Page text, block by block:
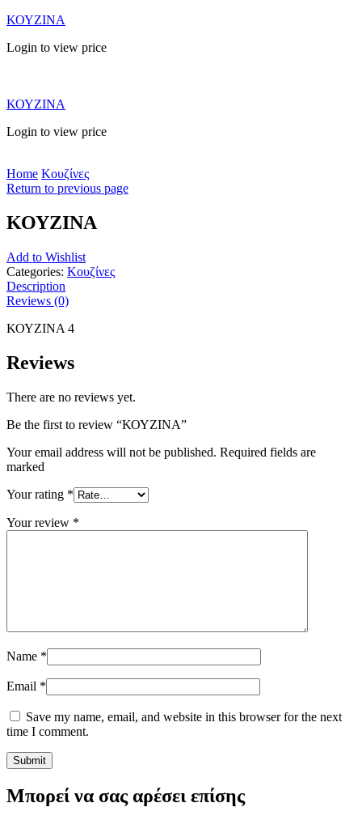
ΚΟΥΖΙΝΑ
Login to view price
ΚΟΥΖΙΝΑ
Login to view price
Home Κουζίνες
Return to previous page
ΚΟΥΖΙΝΑ
Add to Wishlist
Categories: Κουζίνες
Description
Reviews (0)
ΚΟΥΖΙΝΑ 4
Reviews
There are no reviews yet.
Be the first to review “ΚΟΥΖΙΝΑ”
Your email address will not be published. Required fields are
marked
Your rating *
Your review *
Name *
Email *
Save my name, email, and website in this browser for the next
time I comment.
Μπορεί να σας αρέσει επίσης